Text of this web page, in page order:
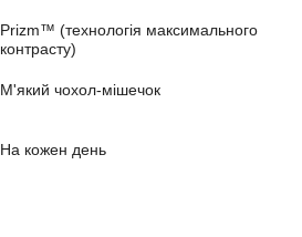
Prizm™ (технологія максимального
контрасту)
М'який чохол-мішечок
На кожен день